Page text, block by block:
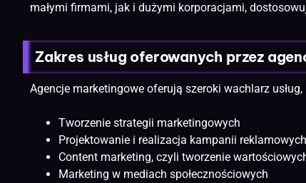
małymi firmami, jak i dużymi korporacjami,
Zakres usług oferowanych przez
Agencje marketingowe oferują szeroki wachlarz
Tworzenie strategii marketingowych
Projektowanie i realizacja kampanii reklamowych
Content marketing, czyli tworzenie
Marketing w mediach społecznościowych